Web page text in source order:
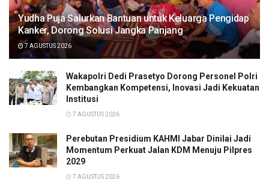
Yudha Puja Salurkan Bantuan untuk Keluarga Pengidap
Kanker, Dorong Solusi Jangka Panjang
7 AGUSTUS 2026
Wakapolri Dedi Prasetyo Dorong Personel Polri
Kembangkan Kompetensi, Inovasi Jadi Kekuatan
Institusi
7 AGUSTUS 2026
Perebutan Presidium KAHMI Jabar Dinilai Jadi
Momentum Perkuat Jalan KDM Menuju Pilpres
2029
7 AGUSTUS 2026